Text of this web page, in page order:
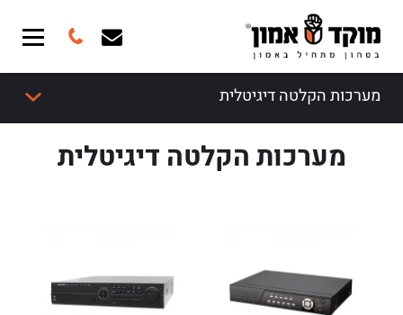
מערכות הקלטה דיגיטלית
מערכות הקלטה דיגיטלית